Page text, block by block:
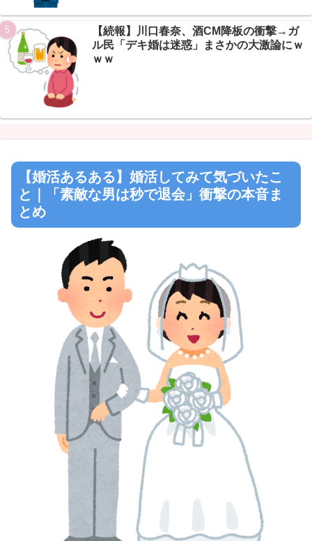
【続報】川口春奈、酒CM降板の衝撃→ガ
ル民「デキ婚は迷惑」まさかの大激論にｗ
ｗｗ
【婚活あるある】婚活してみて気づいたこ
と｜「素敵な男は秒で退会」衝撃の本音ま
とめ